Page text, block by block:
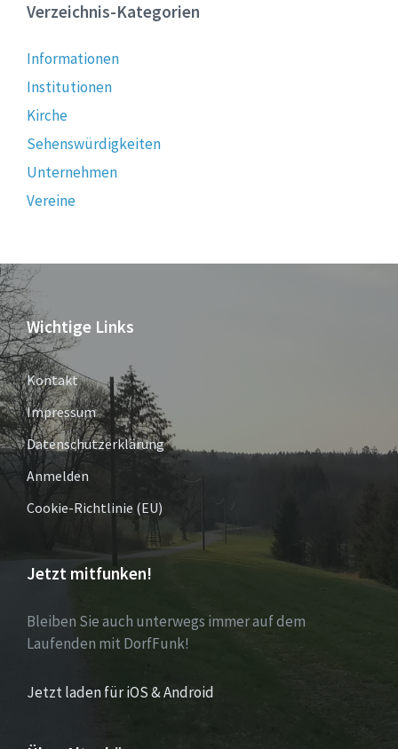
Verzeichnis-Kategorien
Informationen
Institutionen
Kirche
Sehenswürdigkeiten
Unternehmen
Vereine
Wichtige Links
Kontakt
Impressum
Datenschutzerklärung
Anmelden
Cookie-Richtlinie (EU)
Jetzt mitfunken!
Bleiben Sie auch unterwegs immer auf dem
Laufenden mit DorfFunk!
Jetzt laden für iOS & Android